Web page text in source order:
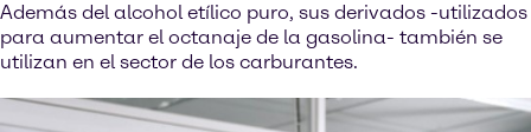
Además del alcohol etílico puro, sus derivados -utilizados
para aumentar el octanaje de la gasolina- también se
utilizan en el sector de los carburantes.